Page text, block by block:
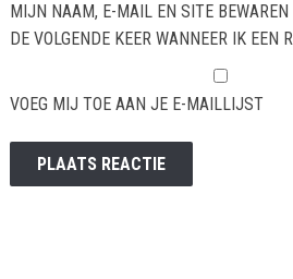
MIJN NAAM, E-MAIL EN SITE BEWAREN
DE VOLGENDE KEER WANNEER IK EEN
VOEG MIJ TOE AAN JE E-MAILLIJST